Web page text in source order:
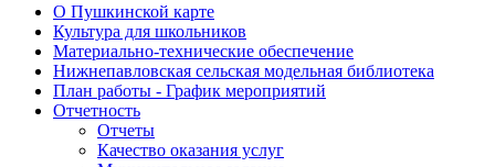
О Пушкинской карте
Культура для школьников
Материально-технические обеспечение
Нижнепавловская сельская модельная библиотека
План работы - График мероприятий
Отчетность
Отчеты
Качество оказания услуг